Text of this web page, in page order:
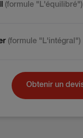
(formule "L'équilibré")
(formule "L'intégral")
Obtenir un